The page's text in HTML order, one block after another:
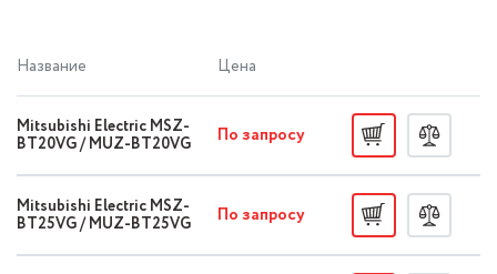
Название Цена
Mitsubishi Electric MSZ-
BT20VG / MUZ-BT20VG
По запросу
Mitsubishi Electric MSZ-
BT25VG / MUZ-BT25VG
По запросу